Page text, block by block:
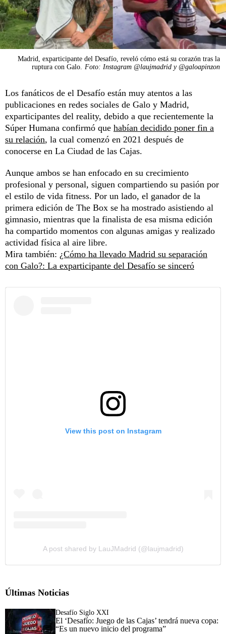
Madrid, exparticipante del Desafío, reveló cómo está su corazón tras la
ruptura con Galo.
Foto: Instagram @laujmadrid y @galoapinzon
Los fanáticos de el Desafío están muy atentos a las
publicaciones en redes sociales de Galo y Madrid,
exparticipantes del reality, debido a que recientemente la
Súper Humana confirmó que habían decidido poner fin a
su relación, la cual comenzó en 2021 después de
conocerse en La Ciudad de las Cajas.
Aunque ambos se han enfocado en su crecimiento
profesional y personal, siguen compartiendo su pasión por
el estilo de vida fitness. Por un lado, el ganador de la
primera edición de The Box se ha mostrado asistiendo al
gimnasio, mientras que la finalista de esa misma edición
ha compartido momentos con algunas amigas y realizado
actividad física al aire libre.
Mira también: ¿Cómo ha llevado Madrid su separación
con Galo?: La exparticipante del Desafío se sinceró
View this post on Instagram
A post shared by LauJMadrid (@laujmadrid)
Últimas Noticias
Desafío Siglo XXI
El ‘Desafío: Juego de las Cajas’ tendrá nueva copa:
“Es un nuevo inicio del programa”